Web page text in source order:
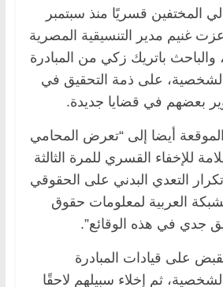
المختفين قسريًا منذ سبتمبر
عزت غنيم مدير التنسيقية المصرية
والباحث باتريك زكي من المبادرة
على ذمة التحقيق في
بعضهم في قضايا جديدة.
أيضا إلى “تعرض المحامي
للإخفاء القسري للمرة الثالثة
التعدي البدني على الحقوقي
العربية لمعلومات حقوق
جدي في هذه الوقائع”.
على قيادات المبادرة
ثم إخلاء سبيلهم لاحقًا